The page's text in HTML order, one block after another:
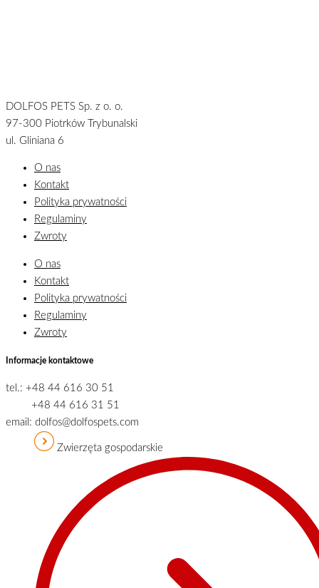
DOLFOS PETS Sp. z o. o.
97-300 Piotrków Trybunalski
ul. Gliniana 6
O nas
Kontakt
Polityka prywatności
Regulaminy
Zwroty
O nas
Kontakt
Polityka prywatności
Regulaminy
Zwroty
Informacje kontaktowe
tel.: +48 44 616 30 51
+48 44 616 31 51
email: dolfos@dolfospets.com
Zwierzęta gospodarskie